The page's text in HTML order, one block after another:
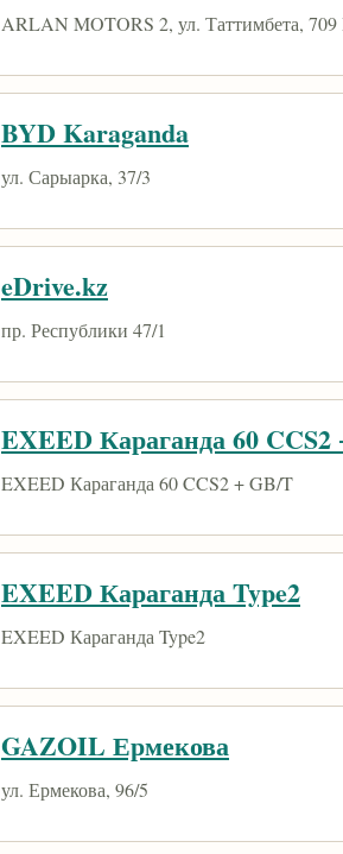
ARLAN MOTORS 2, ул. Таттимбета, 709
BYD Karaganda
ул. Сарыарка, 37/3
eDrive.kz
пр. Республики 47/1
EXEED Караганда 60 CCS2
EXEED Караганда 60 CCS2 + GB/T
EXEED Караганда Type2
EXEED Караганда Type2
GAZOIL Ермекова
​ул. Ермекова, 96/5